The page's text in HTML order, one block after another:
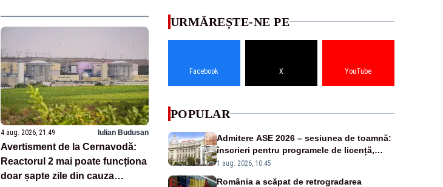
4 aug. 2026, 21:49 Iulian Budusan
Avertisment de la Cernavodă:
Reactorul 2 mai poate funcționa
doar șapte zile din cauza
URMĂREȘTE-NE PE
Facebook X YouTube
POPULAR
Admitere ASE 2026 – sesiunea de toamnă:
înscrieri pentru programele de licență,
masterat și doctorat
1 aug. 2026, 10:45
România a scăpat de retrogradarea